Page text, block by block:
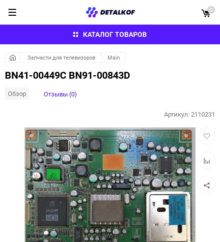
КАТАЛОГ ТОВАРОВ
0
Запчасти для телевизоров Main
BN41-00449C BN91-00843D
Обзор Отзывы (0)
Артикул:2110231